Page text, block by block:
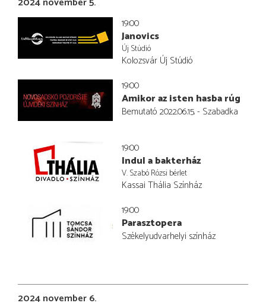
19:00
Janovics
Új Stúdió
Kolozsvár Új Stúdió
19:00
Amikor az isten hasba rúg
Bemutató 2022.06.15. - Szabadka
19:00
Indul a bakterház
V. Szabó Rózsi bérlet
Kassai Thália Színház
19:00
Parasztopera
Székelyudvarhelyi színház
2024 november 6.